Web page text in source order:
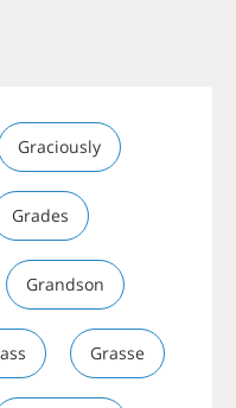
Graciously
Grades
Grandson
Grasse